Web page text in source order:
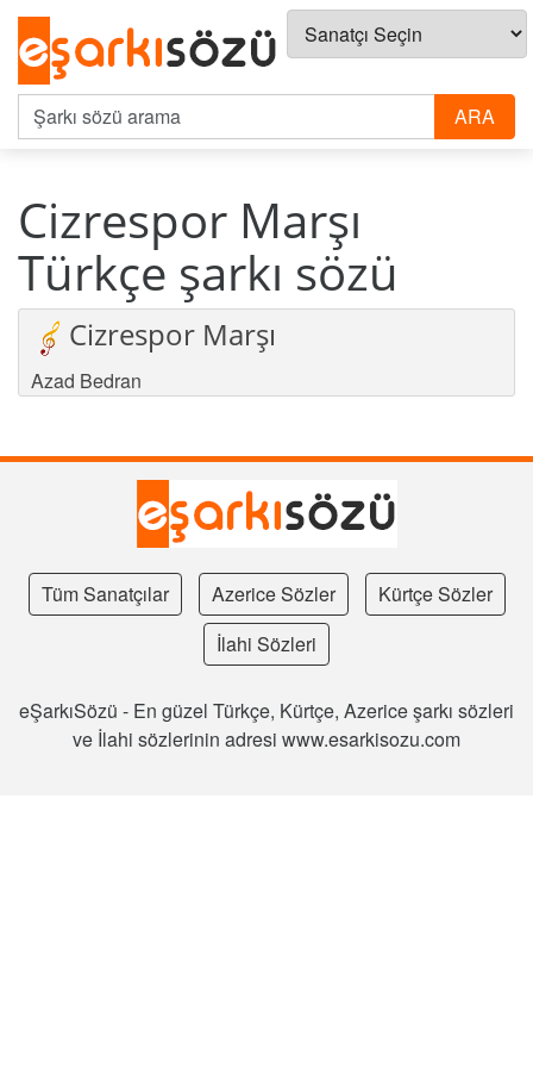
Cizrespor Marşı
Türkçe şarkı sözü
Cizrespor Marşı
Azad Bedran
Tüm Sanatçılar Azerice Sözler
Kürtçe Sözler
İlahi Sözleri
eŞarkıSözü - En güzel Türkçe, Kürtçe, Azerice şarkı sözleri
ve İlahi sözlerinin adresi www.esarkisozu.com